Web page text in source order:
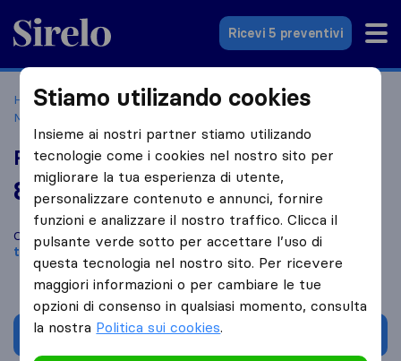
Sirelo.it
Ricevi 5 preventivi
Home
Le 10 migliori aziende di traslochi in Italia
Manfredonia
Raffaele Scuro Traslochi
8,6 basato su 18
recensioni di Sirelo e Google
i
Confronta Raffaele Scuro Traslochi con altre aziende di
traslochidiManfredonia
Chiedi preventivo
Stiamo utilizando cookies
Insieme ai nostri partner stiamo utilizando
tecnologie come i cookies nel nostro sito per
migliorare la tua esperienza di utente,
personalizzare contenuto e annunci, fornire
funzioni e analizzare il nostro traffico. Clicca il
pulsante verde sotto per accettare l’uso di
questa tecnologia nel nostro sito. Per ricevere
maggiori informazioni o per cambiare le tue
opzioni di consenso in qualsiasi momento, consulta
la nostra Politica sui cookies.